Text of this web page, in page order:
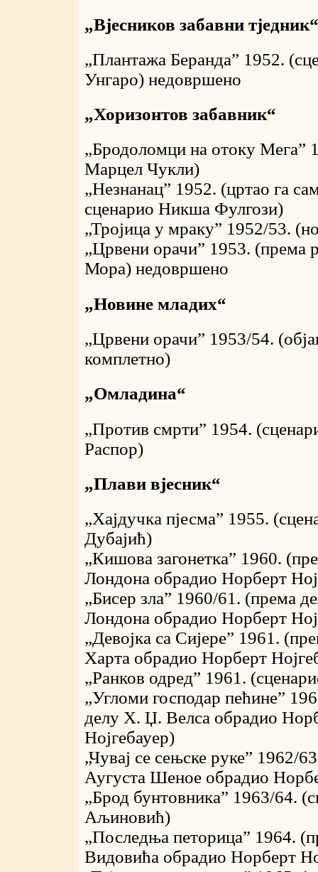
„Вјесников забавни тједник“
„Плантажа Беранда” 1952.
Унгаро) недовршено
„Хоризонтов забавник“
„Бродоломци на отоку Мега”
Марцел Чукли)
„Незнанац” 1952. (цртао га
сценарио Никша Фулгози)
„Тројица у мраку” 1952/53.
„Црвени орачи” 1953. (према
Мора) недовршено
„Новине младих“
„Црвени орачи” 1953/54.
комплетно)
„Омладина“
„Против смрти” 1954.
Распор)
„Плави вјесник“
„Хајдучка пјесма” 1955.
Дубајић)
„Кишова загонетка” 1960.
Лондона обрадио Норберт
„Бисер зла” 1960/61. (према
Лондона обрадио Норберт
„Девојка са Сијере” 1961.
Харта обрадио Норберт
„Ранков одред” 1961.
„Угломи господар пећине”
делу Х. Џ. Велса обрадио
Нојгебауер)
„Чувај се сењске руке” 1962/
Аугуста Шеное обрадио
„Брод бунтовника” 1963/64.
Аљиновић)
„Последња петорица” 1964.
Видовића обрадио Норберт